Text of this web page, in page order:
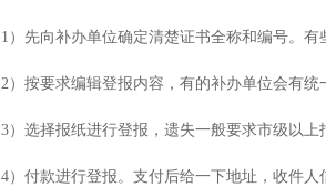
1）先向补办单位确定清楚证书全称和编号。有
2）按要求编辑登报内容，有的补办单位会有统
3）选择报纸进行登报，遗失一般要求市级以上
4）付款进行登报。支付后给一下地址，收件人